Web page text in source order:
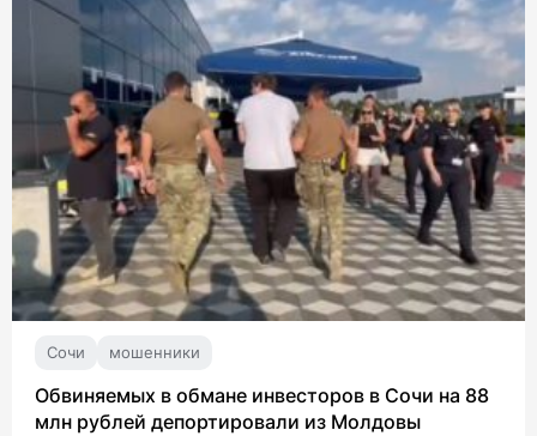
Сочи мошенники
Обвиняемых в обмане инвесторов в Сочи на 88
млн рублей депортировали из Молдовы